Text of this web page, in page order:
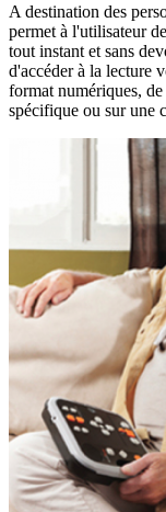
A destination des
permet à l'utilisateur
tout instant et sans
d'accéder à la lecture
format numériques,
spécifique ou sur une